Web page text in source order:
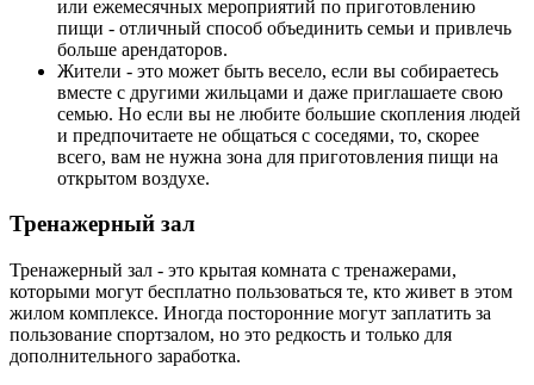
или ежемесячных мероприятий по приготовлению
пищи - отличный способ объединить семьи и привлечь
больше арендаторов.
Жители - это может быть весело, если вы собираетесь
вместе с другими жильцами и даже приглашаете свою
семью. Но если вы не любите большие скопления людей
и предпочитаете не общаться с соседями, то, скорее
всего, вам не нужна зона для приготовления пищи на
открытом воздухе.
Тренажерный зал
Тренажерный зал - это крытая комната с тренажерами,
которыми могут бесплатно пользоваться те, кто живет в этом
жилом комплексе. Иногда посторонние могут заплатить за
пользование спортзалом, но это редкость и только для
дополнительного заработка.